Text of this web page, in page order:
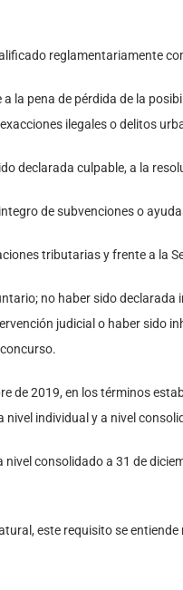
reglamentariamente
la pena de pérdida de la
ilegales o delitos
declarada culpable, a la
de subvenciones o
tributarias y frente a la
no haber sido
judicial o haber sido
de 2019, en los términos
individual y a nivel
consolidado a 31 de
este requisito se